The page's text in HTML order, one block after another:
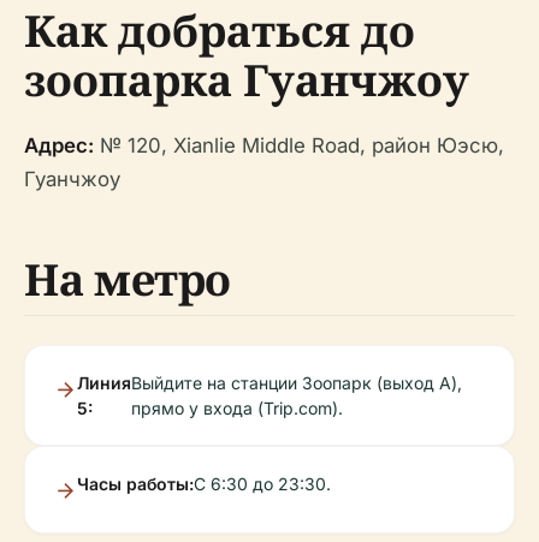
Как добраться до
зоопарка Гуанчжоу
Адрес: № 120, Xianlie Middle Road, район Юэсю,
Гуанчжоу
На метро
Линия
5:
Выйдите на станции Зоопарк (выход A),
прямо у входа (Trip.com).
Часы работы:С 6:30 до 23:30.